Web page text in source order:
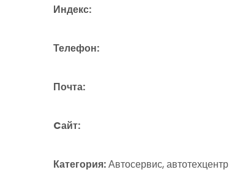
Индекс:
Телефон:
Почта:
Cайт:
Категория:Автосервис, автотехцентр